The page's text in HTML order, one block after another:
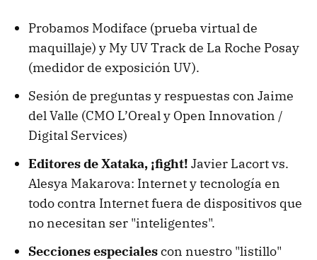
Probamos Modiface (prueba virtual de
maquillaje) y My UV Track de La Roche Posay
(medidor de exposición UV).
Sesión de preguntas y respuestas con Jaime
del Valle (CMO L’Oreal y Open Innovation /
Digital Services)
Editores de Xataka, ¡fight! Javier Lacort vs.
Alesya Makarova: Internet y tecnología en
todo contra Internet fuera de dispositivos que
no necesitan ser "inteligentes".
Secciones especialescon nuestro "listillo"